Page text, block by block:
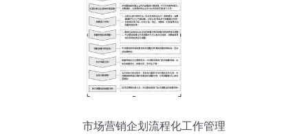
市场营销企划流程化工作管理